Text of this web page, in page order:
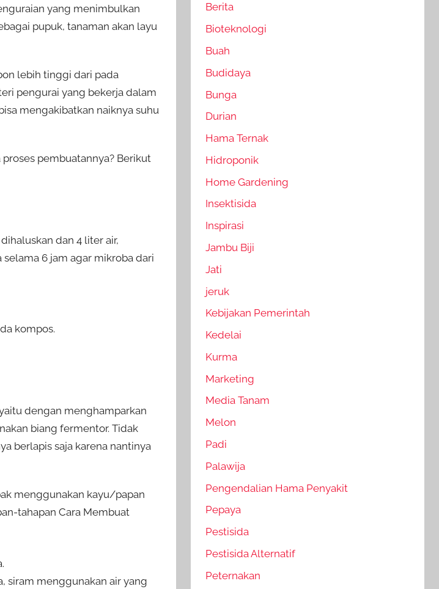
yang menimbulkan
pupuk, tanaman akan layu
lebih tinggi dari pada
pengurai yang bekerja dalam
mengakibatkan naiknya suhu
pembuatannya? Berikut
dan 4 liter air,
6 jam agar mikroba dari
kompos.
dengan menghamparkan
biang fermentor. Tidak
berlapis saja karena nantinya
menggunakan kayu/papan
tahapan Cara Membuat
siram menggunakan air yang
Berita
Bioteknologi
Buah
Budidaya
Bunga
Durian
Hama Ternak
Hidroponik
Home Gardening
Insektisida
Inspirasi
Jambu Biji
Jati
jeruk
Kebijakan Pemerintah
Kedelai
Kurma
Marketing
Media Tanam
Melon
Padi
Palawija
Pengendalian Hama Penyakit
Pepaya
Pestisida
Pestisida Alternatif
Peternakan